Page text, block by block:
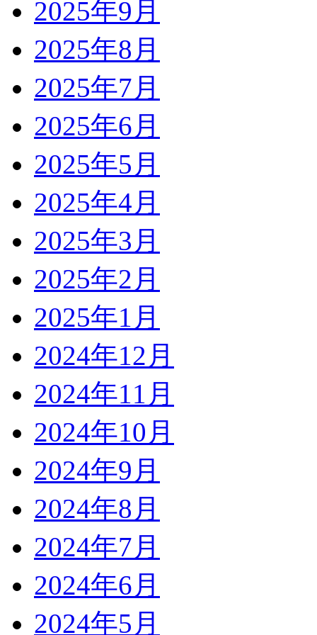
2025年9月
2025年8月
2025年7月
2025年6月
2025年5月
2025年4月
2025年3月
2025年2月
2025年1月
2024年12月
2024年11月
2024年10月
2024年9月
2024年8月
2024年7月
2024年6月
2024年5月